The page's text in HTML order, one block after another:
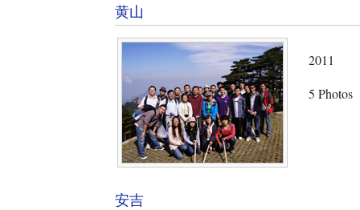
黄山
2011
5 Photos
安吉